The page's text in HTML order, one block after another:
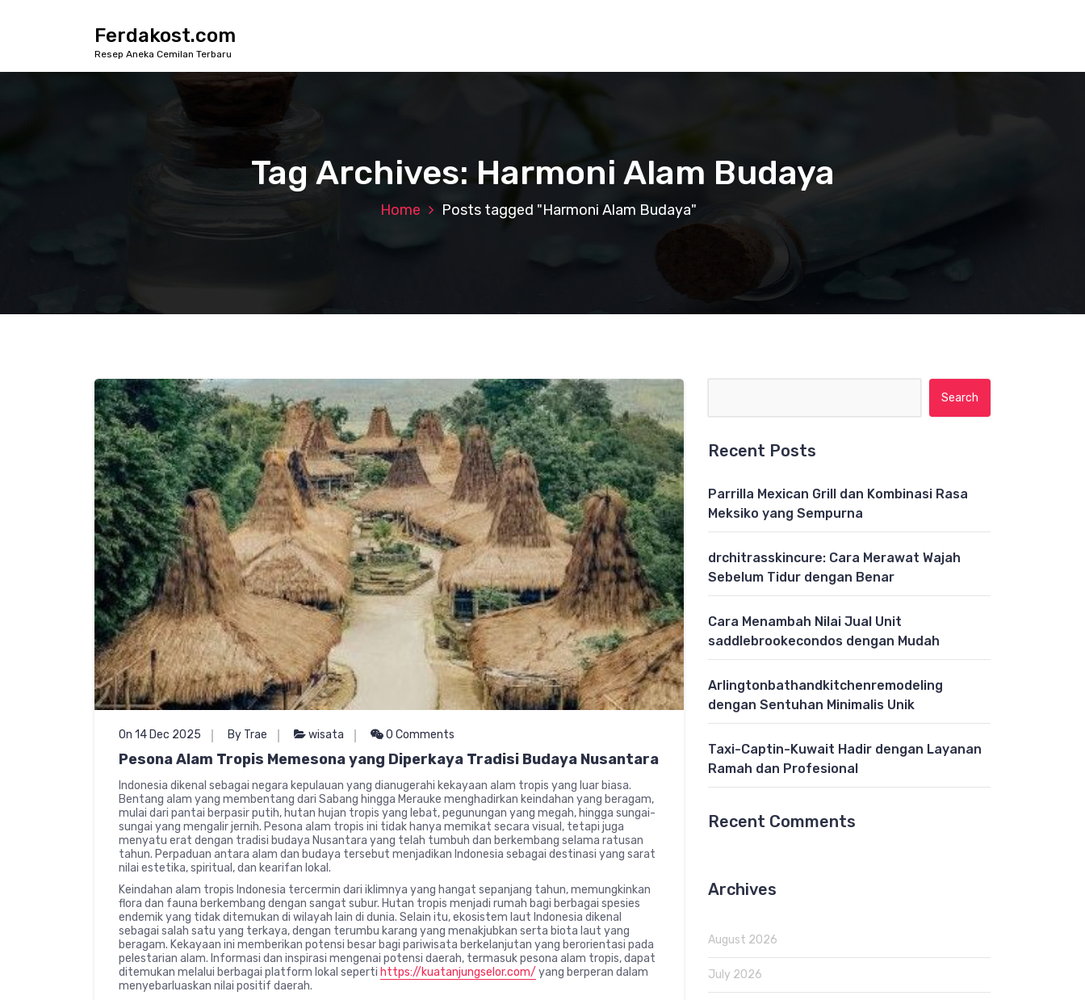
Ferdakost.com
Resep Aneka Cemilan Terbaru
Tag Archives: Harmoni Alam Budaya
Home Posts tagged "Harmoni Alam Budaya"
On 14 Dec 2025 By Trae wisata 0 Comments
Pesona Alam Tropis Memesona yang Diperkaya Tradisi Budaya Nusantara
Indonesia dikenal sebagai negara kepulauan yang dianugerahi kekayaan alam tropis yang luar biasa.
Bentang alam yang membentang dari Sabang hingga Merauke menghadirkan keindahan yang beragam,
mulai dari pantai berpasir putih, hutan hujan tropis yang lebat, pegunungan yang megah, hingga sungai-
sungai yang mengalir jernih. Pesona alam tropis ini tidak hanya memikat secara visual, tetapi juga
menyatu erat dengan tradisi budaya Nusantara yang telah tumbuh dan berkembang selama ratusan
tahun. Perpaduan antara alam dan budaya tersebut menjadikan Indonesia sebagai destinasi yang sarat
nilai estetika, spiritual, dan kearifan lokal.
Keindahan alam tropis Indonesia tercermin dari iklimnya yang hangat sepanjang tahun, memungkinkan
flora dan fauna berkembang dengan sangat subur. Hutan tropis menjadi rumah bagi berbagai spesies
endemik yang tidak ditemukan di wilayah lain di dunia. Selain itu, ekosistem laut Indonesia dikenal
sebagai salah satu yang terkaya, dengan terumbu karang yang menakjubkan serta biota laut yang
beragam. Kekayaan ini memberikan potensi besar bagi pariwisata berkelanjutan yang berorientasi pada
pelestarian alam. Informasi dan inspirasi mengenai potensi daerah, termasuk pesona alam tropis, dapat
ditemukan melalui berbagai platform lokal seperti https://kuatanjungselor.com/ yang berperan dalam
menyebarluaskan nilai positif daerah.
Recent Posts
Parrilla Mexican Grill dan Kombinasi Rasa
Meksiko yang Sempurna
drchitrasskincure: Cara Merawat Wajah
Sebelum Tidur dengan Benar
Cara Menambah Nilai Jual Unit
saddlebrookecondos dengan Mudah
Arlingtonbathandkitchenremodeling
dengan Sentuhan Minimalis Unik
Taxi-Captin-Kuwait Hadir dengan Layanan
Ramah dan Profesional
Recent Comments
Archives
August 2026
July 2026